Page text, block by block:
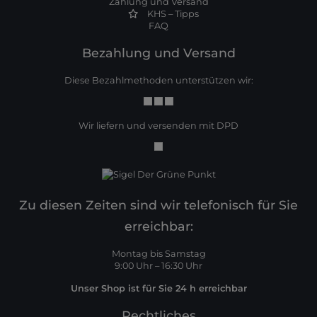
KHS – Tipps
FAQ
Bezahlung und Versand
Diese Bezahlmethoden unterstützen wir:
Wir liefern und versenden mit DPD
Zu diesen Zeiten sind wir telefonisch für Sie
erreichbar:
Montag bis Samstag
9:00 Uhr – 16:30 Uhr
Unser Shop ist für Sie 24 h erreichbar